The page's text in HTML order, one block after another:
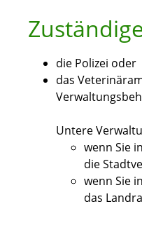
die Polizei oder
das
Untere
wenn Sie
die
wenn Sie
das